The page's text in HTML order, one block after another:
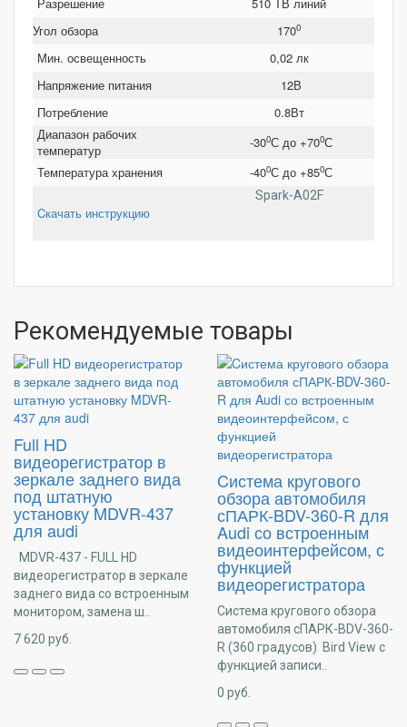
Разрешение
510 ТВ линий
Угол обзора
1700
Мин. освещенность
0,02 лк
Напряжение питания
12В
Потребление
0.8Вт
Диапазон рабочих
температур
-300С до +700С
Температура хранения
-400С до +850С
Cкачать инструкцию
Spark-A02F
Рекомендуемые товары
Full HD
видеорегистратор в
зеркале заднего вида
под штатную
установку MDVR-437
для audi
MDVR-437 - FULL HD
видеорегистратор в зеркале
заднего вида со встроенным
монитором, замена ш..
7 620 руб.
Cистема кругового
обзора автомобиля
сПАРК-BDV-360-R для
Audi со встроенным
видеоинтерфейсом, с
функцией
видеорегистратора
Cистема кругового обзора
автомобиля сПАРК-BDV-360-
R (360 градусов) Bird View с
функцией записи..
0 руб.